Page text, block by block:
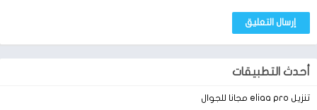
تحميل لعبة plato للكمبيوتر
فترة الليل
يطلب مشرف اللعبة من اللاعب أن يغلق عينيه ثم يأخذ الدواء من
أحدث التطبيقات
تنزيل eliaa pro مجانا للجوال